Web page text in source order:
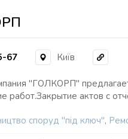
67 Київ
"ГОЛКОРП"
работ.Закрытие актов с
споруд "під ключ",